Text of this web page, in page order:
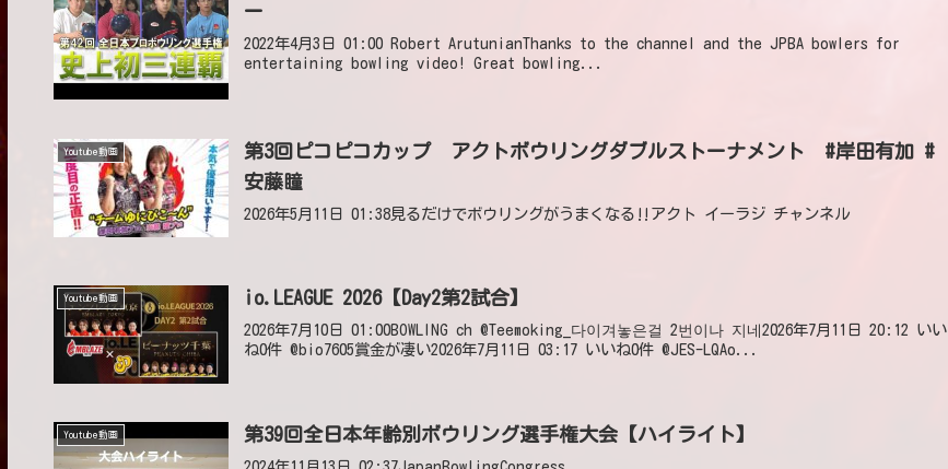
ー
2022年4月3日 01:00 Robert ArutunianThanks to the channel and the JPBA bowlers for
entertaining bowling video! Great bowling...
Youtube動画
第3回ピコピコカップ アクトボウリングダブルストーナメント #岸田有加 #
安藤瞳
2026年5月11日 01:38見るだけでボウリングがうまくなる‼アクト イーラジ チャンネル
Youtube動画 io.LEAGUE 2026【Day2第2試合】
2026年7月10日 01:00BOWLING ch @Teemoking_다이겨놓은걸 2번이나 지네2026年7月11日 20:12 いい
ね0件 @bio7605賞金が凄い2026年7月11日 03:17 いいね0件 @JES-LQAo...
Youtube動画 第39回全日本年齢別ボウリング選手権大会【ハイライト】